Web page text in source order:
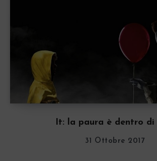
It: la paura è dentro di
31 Ottobre 2017